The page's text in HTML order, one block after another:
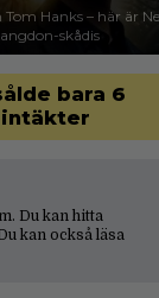
Tom Hanks – här är
skådis
bara 6
Du kan hitta
kan också läsa